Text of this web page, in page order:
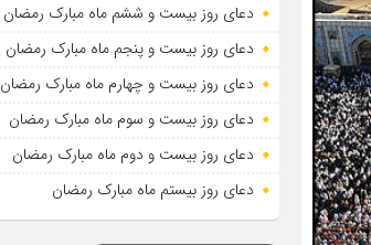
دعای روز بیست و ششم ماه مبارک رمضان
دعای روز بیست و پنجم ماه مبارک رمضان
دعای روز بیست و چهارم ماه مبارک رمضان
دعای روز بیست و سوم ماه مبارک رمضان
دعای روز بیست و دوم ماه مبارک رمضان
دعای روز بیستم ماه مبارک رمضان